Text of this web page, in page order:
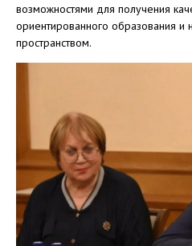
возможностями для получения
ориентированного образования и
пространством.